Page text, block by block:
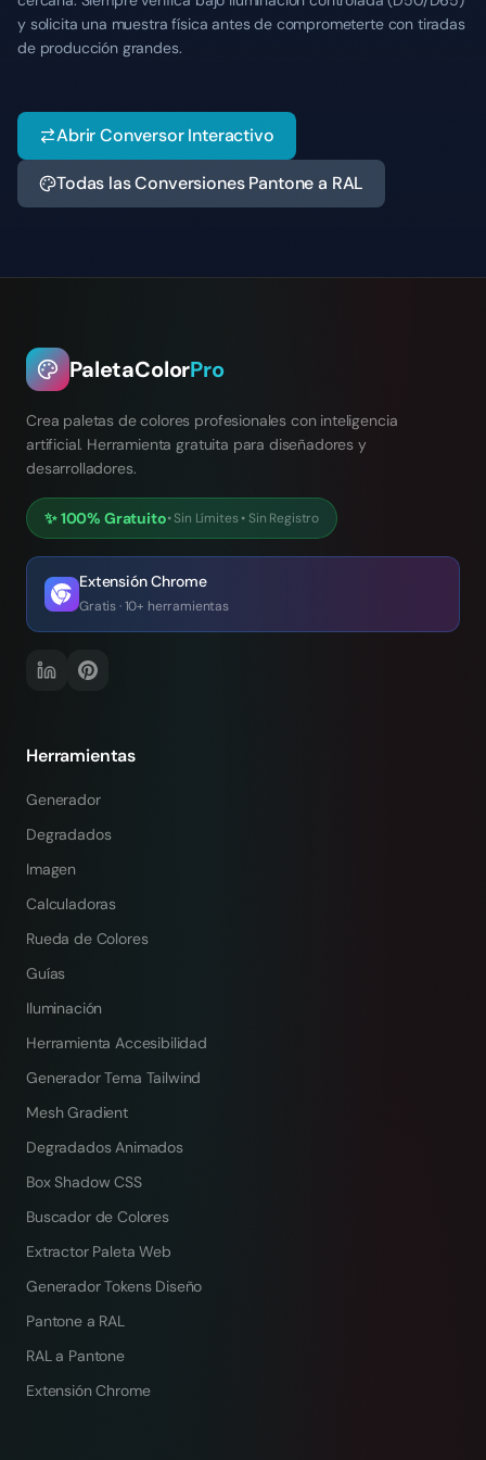
y solicita una muestra física antes de comprometerte con tiradas
de producción grandes.
Abrir Conversor Interactivo
Todas las Conversiones Pantone a RAL
PaletaColorPro
Crea paletas de colores profesionales con inteligencia
artificial. Herramienta gratuita para diseñadores y
desarrolladores.
✨100% Gratuito•Sin Límites• Sin Registro
Extensión Chrome
Gratis · 10+ herramientas
Herramientas
Generador
Degradados
Imagen
Calculadoras
Rueda de Colores
Guías
Iluminación
Herramienta Accesibilidad
Generador Tema Tailwind
Mesh Gradient
Degradados Animados
Box Shadow CSS
Buscador de Colores
Extractor Paleta Web
Generador Tokens Diseño
Pantone a RAL
RAL a Pantone
Extensión Chrome